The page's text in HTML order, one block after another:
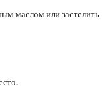
маслом или застелить